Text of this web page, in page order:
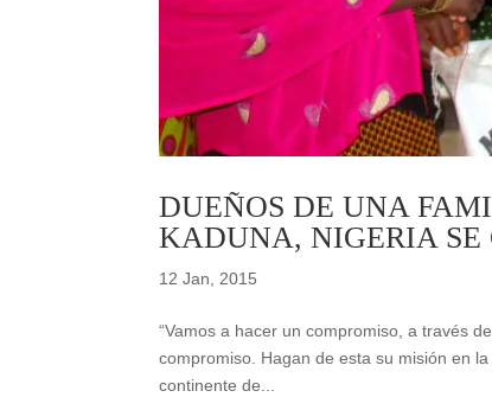
DUEÑOS DE UNA
KADUNA, NIGERIA SE
12 Jan, 2015
“Vamos a hacer un compromiso, a través
compromiso. Hagan de esta su misión en
continente de...